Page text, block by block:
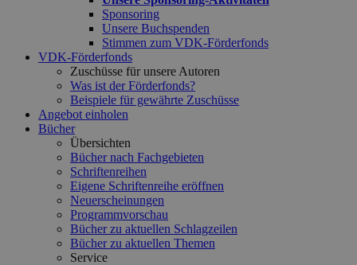
Sponsoring
Unsere Buchspenden
Stimmen zum VDK-Förderfonds
VDK-Förderfonds
Zuschüsse für unsere Autoren
Was ist der Förderfonds?
Beispiele für gewährte Zuschüsse
Angebot einholen
Bücher
Übersichten
Bücher nach Fachgebieten
Schriftenreihen
Eigene Schriftenreihe eröffnen
Neuerscheinungen
Programmvorschau
Bücher zu aktuellen Schlagzeilen
Bücher zu aktuellen Themen
Service